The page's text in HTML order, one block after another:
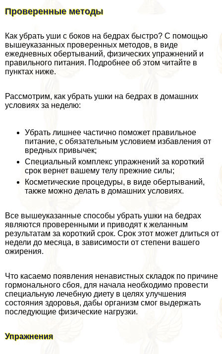
Проверенные методы
Как убрать уши с боков на бедрах быстро? С помощью
вышеуказанных проверенных методов, в виде
ежедневных обертываний, физических упражнений и
правильного питания. Подробнее об этом читайте в
пунктах ниже.
Рассмотрим, как убрать ушки на бедрах в домашних
условиях за неделю:
Убрать лишнее частично поможет правильное
питание, с обязательным условием избавления от
вредных привычек;
Специальный комплекс упражнений за короткий
срок вернет вашему телу прежние силы;
Косметические процедуры, в виде обертываний,
также можно делать в домашних условиях.
Все вышеуказанные способы убрать ушки на бедрах
являются проверенными и приводят к желанным
результатам за короткий срок. Срок этот может длиться от
недели до месяца, в зависимости от степени вашего
ожирения.
Что касаемо появления ненавистных складок по причине
гормонального сбоя, для начала необходимо провести
специальную лечебную диету в целях улучшения
состояния здоровья, дабы организм смог выдержать
последующие физические нагрузки.
Упражнения